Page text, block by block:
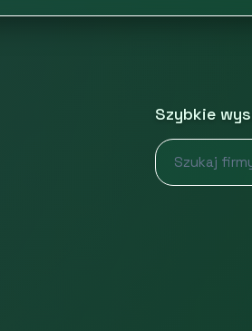
Szybkie